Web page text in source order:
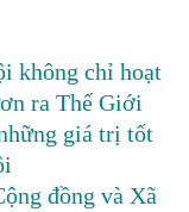
không chỉ hoạt
ra Thế Giới
giá trị tốt
đồng và Xã